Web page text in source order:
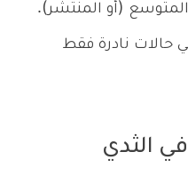
(أو المنتشر).
حالات نادرة فقط
الثدي